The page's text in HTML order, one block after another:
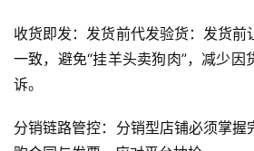
收货即发：发货前代发验货：发货前
一致，避免“挂羊头卖狗肉”，减少因
诉。
分销链路管控：分销型店铺必须掌握